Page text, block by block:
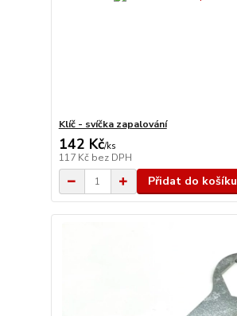
Klíč - svíčka zapalování
142 Kč/ks
117 Kč bez DPH
Přidat do košíku